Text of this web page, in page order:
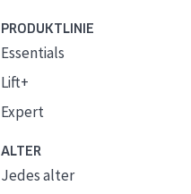
PRODUKTLINIE
Essentials
Lift+
Expert
ALTER
Jedes alter